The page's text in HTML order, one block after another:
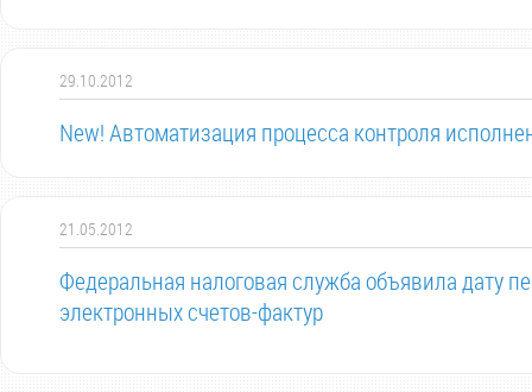
29.10.2012
New! Автоматизация процесса контроля
21.05.2012
Федеральная налоговая служба объявила дату
электронных счетов-фактур